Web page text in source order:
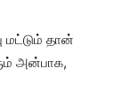
தான்
அன்பாக,